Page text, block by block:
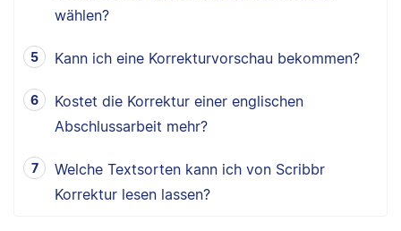
wählen?
Kann ich eine Korrekturvorschau bekommen?
Kostet die Korrektur einer englischen
Abschlussarbeit mehr?
Welche Textsorten kann ich von Scribbr
Korrektur lesen lassen?